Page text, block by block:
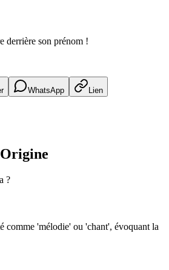
derrière son prénom !
WhatsApp Lien
?
comme 'mélodie' ou 'chant', évoquant la